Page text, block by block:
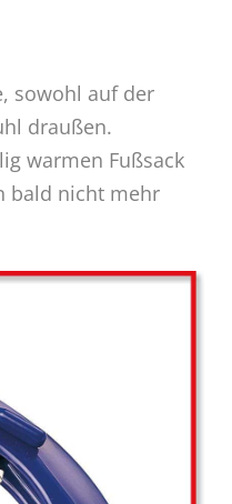
sowohl auf der
draußen.
warmen Fußsack
bald nicht mehr